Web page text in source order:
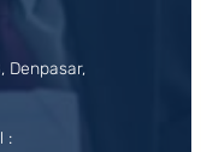
Denpasar,
: